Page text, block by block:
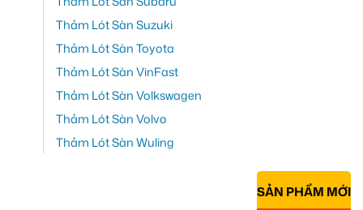
Thảm Lót Sàn Suzuki
Thảm Lót Sàn Toyota
Thảm Lót Sàn VinFast
Thảm Lót Sàn Volkswagen
Thảm Lót Sàn Volvo
Thảm Lót Sàn Wuling
SẢN PHẨM MỚI